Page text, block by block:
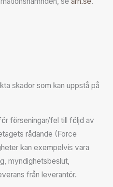
skador som kan uppstå på
förseningar/fel till följd av
rådande (Force
kan exempelvis vara
myndighetsbeslut,
från leverantör.